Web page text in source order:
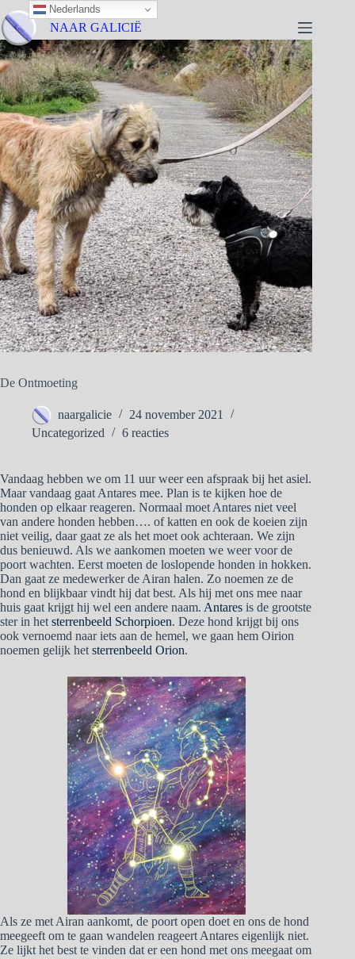
NAAR GALICIË
De Ontmoeting
naargalicie
24 november 2021
Uncategorized
6 reacties
Vandaag hebben we om 11 uur weer een afspraak bij het asiel.
Maar vandaag gaat Antares mee. Plan is te kijken hoe de
honden op elkaar reageren. Normaal moet Antares niet veel
van andere honden hebben…. of katten en ook de koeien zijn
niet veilig, daar gaat ze als het moet ook achteraan. We zijn
dus benieuwd. Als we aankomen moeten we weer voor de
poort wachten. Eerst moeten de loslopende honden in hokken.
Dan gaat ze medewerker de Airan halen. Zo noemen ze de
hond en blijkbaar vindt hij dat best. Als hij met ons mee naar
huis gaat krijgt hij wel een andere naam. Antares is de grootste
ster in het sterrenbeeld Schorpioen. Deze hond krijgt bij ons
ook vernoemd naar iets aan de hemel, we gaan hem Oirion
noemen gelijk het sterrenbeeld Orion.
Als ze met Airan aankomt, de poort open doet en ons de hond
meegeeft om te gaan wandelen reageert Antares eigenlijk niet.
Ze lijkt het best te vinden dat er een hond met ons meegaat om
Nederlands